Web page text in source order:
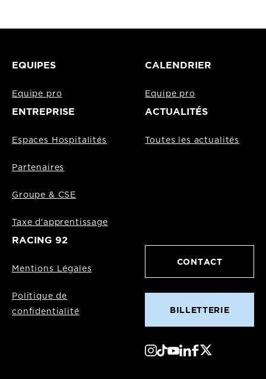
EQUIPES
Equipe pro
CALENDRIER
Equipe pro
ENTREPRISE
Espaces Hospitalités
Partenaires
Groupe & CSE
Taxe d'apprentissage
ACTUALITÉS
Toutes les actualités
RACING 92
Mentions Légales
Politique de
confidentialité
CONTACT
BILLETTERIE